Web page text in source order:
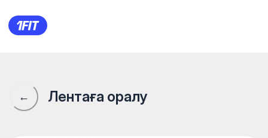
PAPA GYM — Individual
← Лентаға оралу